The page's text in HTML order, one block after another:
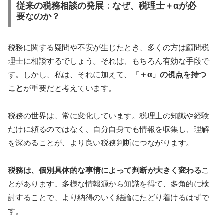
従来の税務相談の発展：なぜ、税理士＋αが必
要なのか？
税務に関する疑問や不安が生じたとき、多くの方は顧問税
理士に相談するでしょう。それは、もちろん有効な手段で
す。しかし、私は、それに加えて、
「＋α」の視点を持つ
ことが重要だと考えています。
税務の世界は、常に変化しています。税理士の知識や経験
だけに頼るのではなく、自分自身でも情報を収集し、理解
を深めることが、より良い税務判断につながります。
税務は、個別具体的な事情によって判断が大きく変わるこ
とがあります。多様な情報源から知識を得て、多角的に検
討することで、より納得のいく結論にたどり着けるはずで
す。